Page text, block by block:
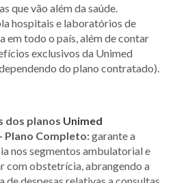
que vão além da saúde.
hospitais e laboratórios de
em todo o país, além de contar
exclusivos da Unimed
do plano contratado).
dos planos Unimed
- Plano Completo:garante a
nos segmentos ambulatorial e
com obstetrícia, abrangendo a